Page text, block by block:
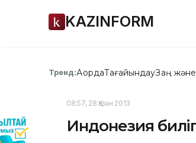
KAZINFORM
Тренд:АқордаТағайындауЗаң және
08:57, 28 Қазан 2013
Индонезия